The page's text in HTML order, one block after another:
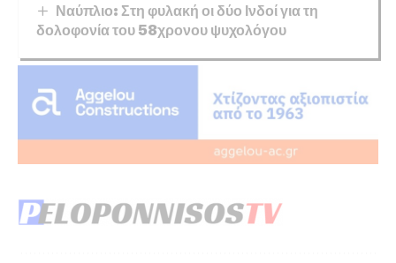
Ναύπλιο: Στη φυλακή οι δύο Ινδοί για τη
δολοφονία του 58χρονου ψυχολόγου